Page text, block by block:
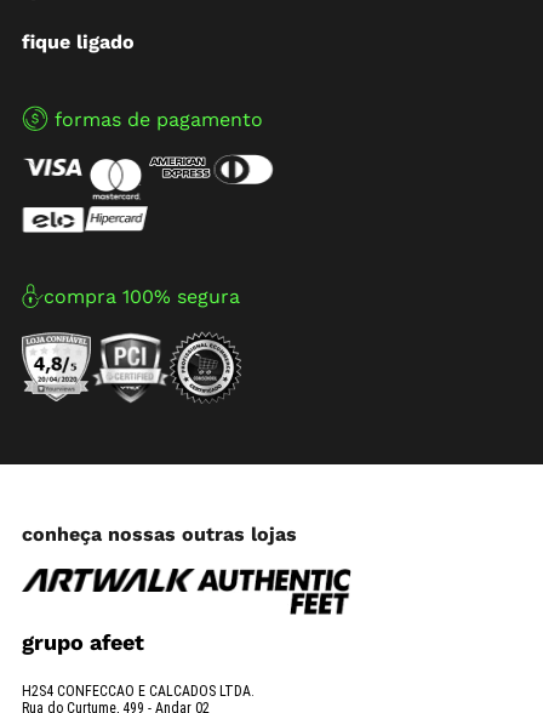
fique ligado
formas de pagamento
compra 100% segura
conheça nossas outras lojas
grupo afeet
H2S4 CONFECCAO E CALCADOS LTDA.
Rua do Curtume, 499 - Andar 02